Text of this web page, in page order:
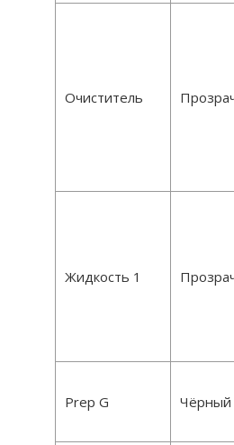
Очиститель
Жидкость 1
Prep G Чёрный